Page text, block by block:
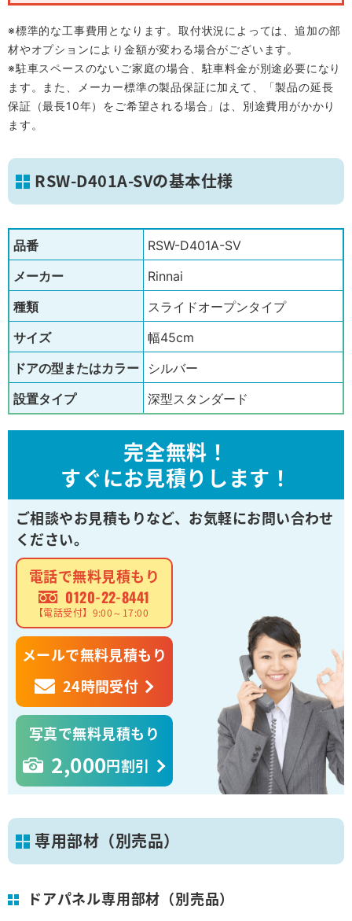
※標準的な工事費用となります。取付状況によっては、追加の部
材やオプションにより金額が変わる場合がございます。
※駐車スペースのないご家庭の場合、駐車料金が別途必要になり
ます。また、メーカー標準の製品保証に加えて、「製品の延長
保証（最長10年）をご希望される場合」は、別途費用がかかり
ます。
RSW-D401A-SVの基本仕様
品番
RSW-D401A-SV
メーカー
Rinnai
種類
スライドオープンタイプ
サイズ
幅45cm
ドアの型またはカラー
シルバー
設置タイプ
深型スタンダード
完全無料！
すぐにお見積りします！
ご相談やお見積もりなど、 お気軽にお問い合わせ
ください。
電話で無料見積もり
0120-22-8441
【電話受付】9:00～17:00
メールで無料見積もり
24時間受付
写真で無料見積もり
2,000円割引
専用部材（別売品）
ドアパネル専用部材（別売品）